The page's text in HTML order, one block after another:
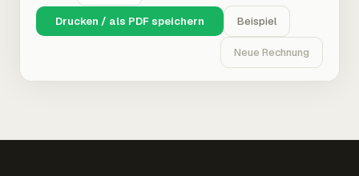
Drucken / als PDF speichern Beispiel
Neue Rechnung